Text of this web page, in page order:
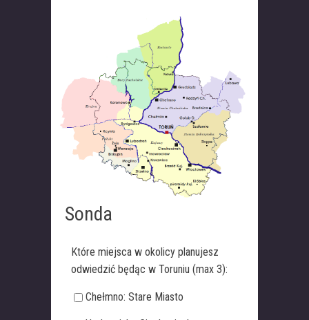
Sonda
Które miejsca w okolicy planujesz
odwiedzić będąc w Toruniu (max 3):
Chełmno: Stare Miasto